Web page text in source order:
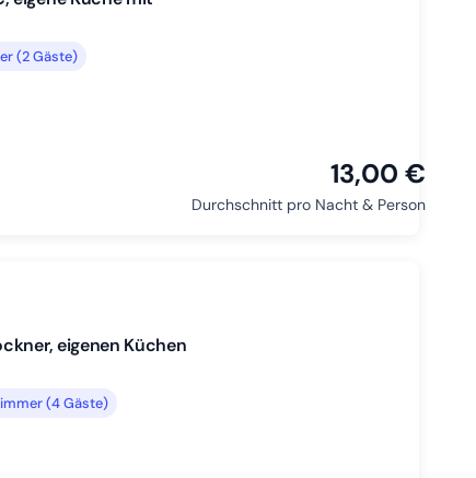
(2 Gäste)
13,00 €
Durchschnitt pro Nacht & Person
eigenen Küchen
(4 Gäste)